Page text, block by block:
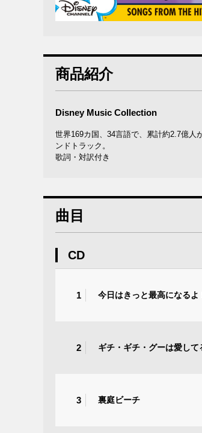
商品紹介
Disney Music Collection
世界169カ国、34言語で、累計約2.7億人
ンドトラック。
歌詞・対訳付き
曲目
CD
1 今日はきっと最高になる
2 ギチ・ギチ・グーは愛し
3 裏庭ビーチ